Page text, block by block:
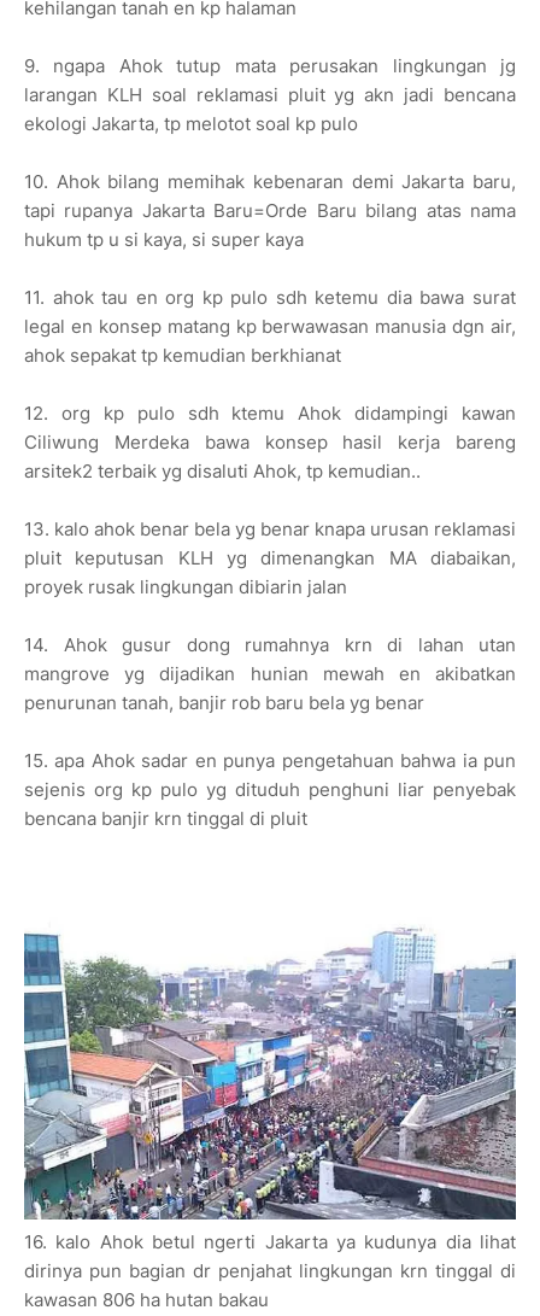
kehilangan tanah en kp halaman
9. ngapa Ahok tutup mata perusakan lingkungan jg
larangan KLH soal reklamasi pluit yg akn jadi bencana
ekologi Jakarta, tp melotot soal kp pulo
10. Ahok bilang memihak kebenaran demi Jakarta baru,
tapi rupanya Jakarta Baru=Orde Baru bilang atas nama
hukum tp u si kaya, si super kaya
11. ahok tau en org kp pulo sdh ketemu dia bawa surat
legal en konsep matang kp berwawasan manusia dgn air,
ahok sepakat tp kemudian berkhianat
12. org kp pulo sdh ktemu Ahok didampingi kawan
Ciliwung Merdeka bawa konsep hasil kerja bareng
arsitek2 terbaik yg disaluti Ahok, tp kemudian..
13. kalo ahok benar bela yg benar knapa urusan reklamasi
pluit keputusan KLH yg dimenangkan MA diabaikan,
proyek rusak lingkungan dibiarin jalan
14. Ahok gusur dong rumahnya krn di lahan utan
mangrove yg dijadikan hunian mewah en akibatkan
penurunan tanah, banjir rob baru bela yg benar
15. apa Ahok sadar en punya pengetahuan bahwa ia pun
sejenis org kp pulo yg dituduh penghuni liar penyebak
bencana banjir krn tinggal di pluit
16. kalo Ahok betul ngerti Jakarta ya kudunya dia lihat
dirinya pun bagian dr penjahat lingkungan krn tinggal di
kawasan 806 ha hutan bakau